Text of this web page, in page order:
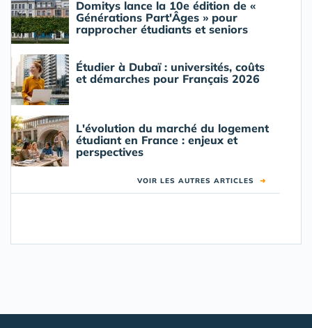
Domitys lance la 10e édition de «
Générations Part'Âges » pour
rapprocher étudiants et seniors
Étudier à Dubaï : universités, coûts
et démarches pour Français 2026
L'évolution du marché du logement
étudiant en France : enjeux et
perspectives
VOIR LES AUTRES ARTICLES ➜